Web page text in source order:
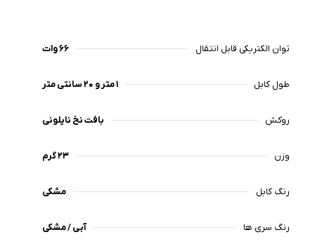
توان الکتریکی قابل انتقال ۶۶ وات
طول کابل ۱ متر و ۲۰ سانتی متر
روکش بافت نخ نایلونی
وزن ۲۳ گرم
رنگ کابل مشکی
رنگ سری ها آبی / مشکی